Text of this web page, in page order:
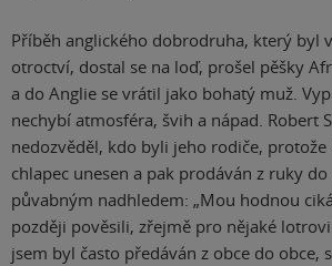
Příběh anglického dobrodruha, který byl
otroctví, dostal se na loď, prošel pěšky
a do Anglie se vrátil jako bohatý muž.
nechybí atmosféra, švih a nápad. Robert
nedozvěděl, kdo byli jeho rodiče,
chlapec unesen a pak prodáván z ruky
půvabným nadhledem: „Mou hodnou
později pověsili, zřejmě pro nějaké
jsem byl často předáván z obce do obce,